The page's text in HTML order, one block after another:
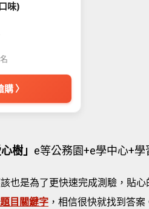
味)
〉
樹」 e等公務園+e學中心+
也是為了更快速完成測驗，貼
目關鍵字 ，相信很快就找到答案